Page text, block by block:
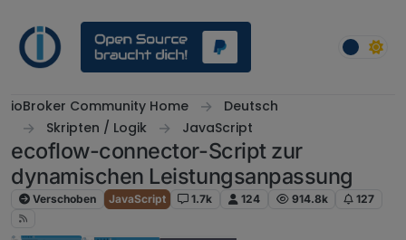
ioBroker Community Home
Deutsch
Skripten / Logik
JavaScript
ecoflow-connector-Script zur
dynamischen Leistungsanpassung
Verschoben JavaScript 1.7k 124 914.8k 127